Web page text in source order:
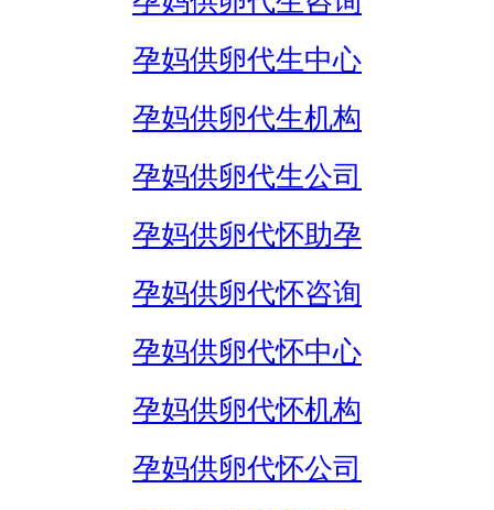
孕妈供卵代生中心
孕妈供卵代生机构
孕妈供卵代生公司
孕妈供卵代怀助孕
孕妈供卵代怀咨询
孕妈供卵代怀中心
孕妈供卵代怀机构
孕妈供卵代怀公司